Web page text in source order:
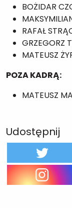
BOŻIDAR
RAFAŁ
GRZEGORZ
MATEUSZ
POZA KADRĄ:
MATEUSZ
Udostępnij